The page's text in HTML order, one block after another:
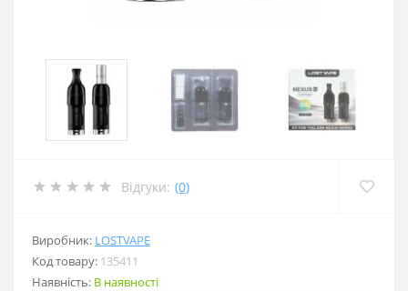
Відгуки: (0)
Виробник: LOSTVAPE
Код товару: 135411
Наявність: В наявності